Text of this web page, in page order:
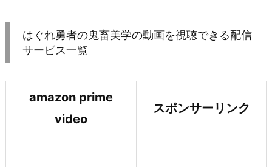
はぐれ勇者の鬼畜美学の動画を視聴できる配信
サービス一覧
amazon prime
video
スポンサーリンク